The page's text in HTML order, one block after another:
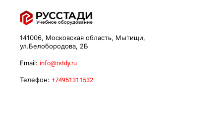
141006, Московская область, Мытищи,
ул.Белобородова, 2Б
Email: info@rstdy.ru
Телефон: +74951311532